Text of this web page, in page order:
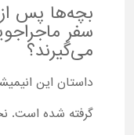
بچه‌ها پس از
سفر
می‌گیرند؟
داستان این
گرفته شده است.